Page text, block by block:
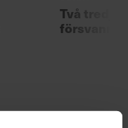
Två
försvann